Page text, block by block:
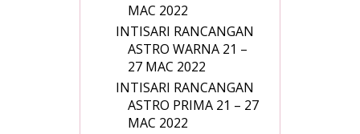
MAC 2022
INTISARI RANCANGAN
ASTRO WARNA 21 –
27 MAC 2022
INTISARI RANCANGAN
ASTRO PRIMA 21 – 27
MAC 2022